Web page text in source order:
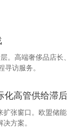
。高端奢侈品店
访服务。
化高管供给滞
张窗口。欧盟储
方案。